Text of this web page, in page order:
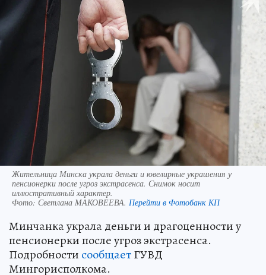
Жительница Минска украла деньги и ювелирные украшения у
пенсионерки после угроз экстрасенса. Снимок носит
иллюстративный характер.
Фото: Светлана МАКОВЕЕВА. Перейти в Фотобанк КП
Минчанка украла деньги и драгоценности у
пенсионерки после угроз экстрасенса.
Подробности сообщаетГУВД
Мингорисполкома.